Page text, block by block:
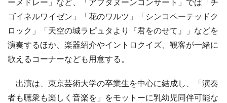
ーメドレー」など、「アフタヌーンコンサート」では「チ
ゴイネルワイゼン」「花のワルツ」「シンコペーテッドク
ロック」「天空の城ラピュタより『君をのせて』」などを
演奏するほか、楽器紹介やイントロクイズ、観客が一緒に
歌えるコーナーなども用意する。
出演は、東京芸術大学の卒業生を中心に結成し、「演奏
者も聴衆も楽しく音楽を」をモットーに乳幼児同伴可能な